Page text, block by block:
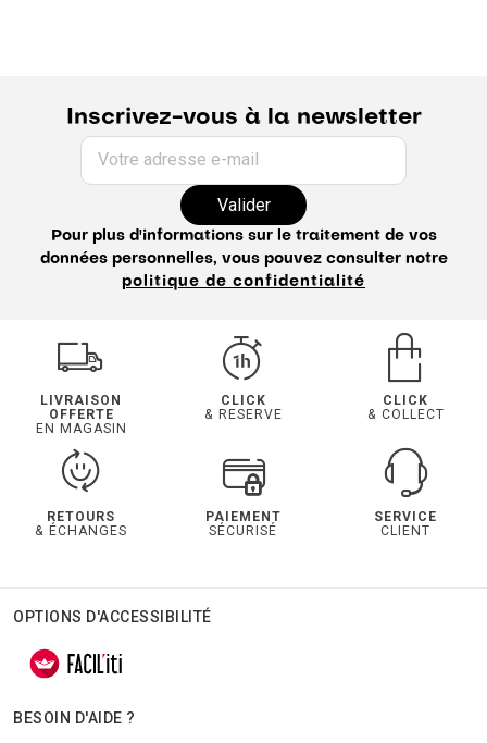
Inscrivez-vous à la newsletter
Votre adresse e-mail
Valider
Pour plus d'informations sur le traitement de vos
données personnelles, vous pouvez consulter notre
politique de confidentialité
LIVRAISON
OFFERTE
EN MAGASIN
CLICK
& RESERVE
CLICK
& COLLECT
RETOURS
& ÉCHANGES
PAIEMENT
SÉCURISÉ
SERVICE
CLIENT
OPTIONS D'ACCESSIBILITÉ
BESOIN D'AIDE ?